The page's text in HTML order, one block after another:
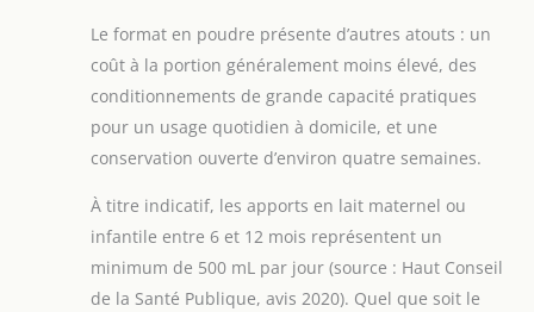
Le format en poudre présente d’autres atouts : un
coût à la portion généralement moins élevé, des
conditionnements de grande capacité pratiques
pour un usage quotidien à domicile, et une
conservation ouverte d’environ quatre semaines.
À titre indicatif, les apports en lait maternel ou
infantile entre 6 et 12 mois représentent un
minimum de 500 mL par jour (source : Haut Conseil
de la Santé Publique, avis 2020). Quel que soit le